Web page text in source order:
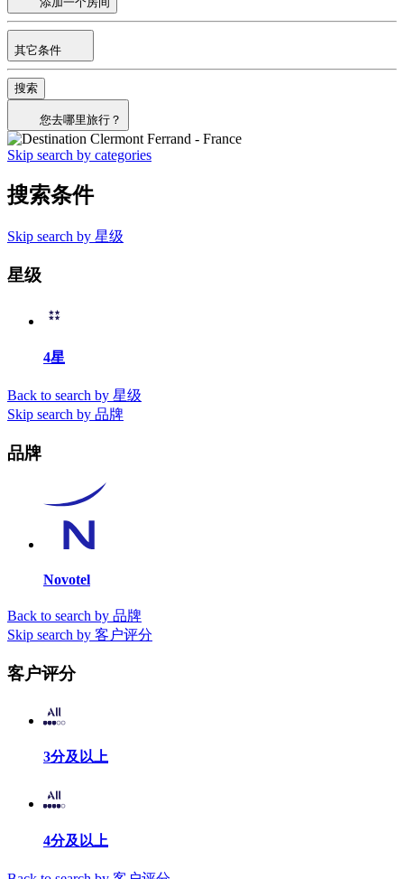
其它条件
搜索
您去哪里旅行？
Skip search by categories
搜索条件
Skip search by 星级
星级
4星
Back to search by 星级
Skip search by 品牌
品牌
Novotel
Back to search by 品牌
Skip search by 客户评分
客户评分
3分及以上
4分及以上